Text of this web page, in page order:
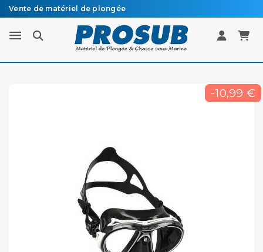
Vente de matériel de plongée
Livraison sous 48h à 72h en colissimo recommandé
-10,99 €